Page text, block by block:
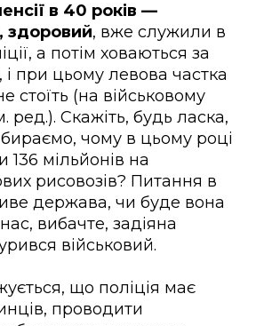
в 40 років —
здоровий, вже служили в
а потім ховаються за
і при цьому левова частка
стоїть (на військовому
ред.). Скажіть, будь ласка,
чому в цьому році
136 мільйонів на
рисовозів? Питання в
держава, чи буде вона
вибачте, задіяна
військовий.
що поліція має
проводити